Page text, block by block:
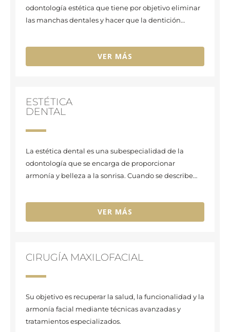
CIRUGÍA MAXILOFACIAL
Su objetivo es recuperar la salud, la funcionalidad y la
armonía facial mediante técnicas avanzadas y
tratamientos especializados.
ESTÉTICA
DENTAL
La estética dental es una subespecialidad de la
odontología que se encarga de proporcionar
armonía y belleza a la sonrisa. Cuando se describe…
VER MÁS
odontología estética que tiene por objetivo eliminar
las manchas dentales y hacer que la dentición…
VER MÁS